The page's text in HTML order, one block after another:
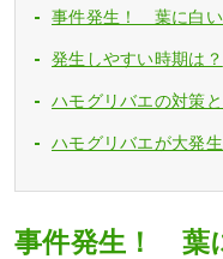
事件発生！ 葉に白い
発生しやすい時期は？
ハモグリバエの対策と
ハモグリバエが大発
事件発生！ 葉